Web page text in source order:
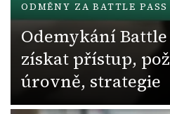
ODMĚNY ZA BATTLE PASS
Odemykání Battle
získat přístup,
úrovně, strategie